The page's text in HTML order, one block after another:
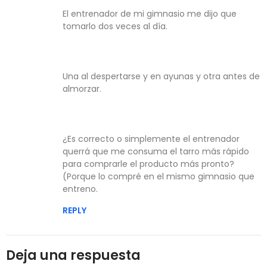
El entrenador de mi gimnasio me dijo que
tomarlo dos veces al día.
Una al despertarse y en ayunas y otra antes de
almorzar.
¿Es correcto o simplemente el entrenador
querrá que me consuma el tarro más rápido
para comprarle el producto más pronto?
(Porque lo compré en el mismo gimnasio que
entreno.
REPLY
Deja una respuesta